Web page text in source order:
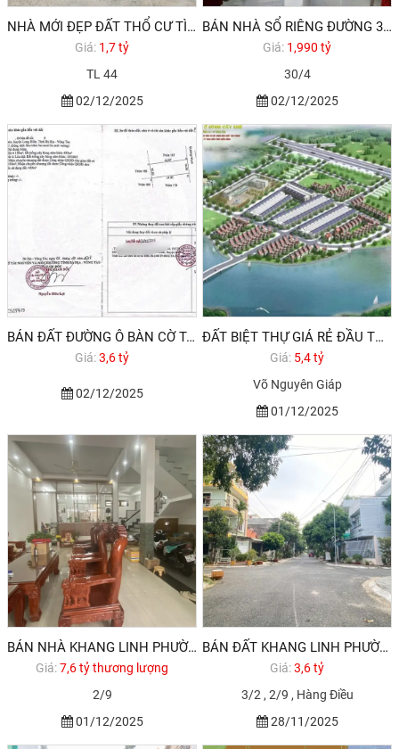
NHÀ MỚI ĐẸP ĐẤT THỔ CƯ TÌNH LỘ 44 LONG ĐIỀN BRVT GIÁ 1,7 TỶ
Giá: 1,7 tỷ
TL 44
02/12/2025
BÁN NHÀ SỔ RIÊNG ĐƯỜNG 30/4 PHƯỜNG 11 VŨNG TÀU GIÁ DƯỚI 2 TỶ
Giá: 1,990 tỷ
30/4
02/12/2025
BÁN ĐẤT ĐƯỜNG Ô BÀN CỜ TAM PHƯỚC LONG ĐIỀN BRVT 3,6 TỶ 2025
Giá:3,6 tỷ
02/12/2025
ĐẤT BIỆT THỰ GIÁ RẺ ĐẦU TƯ TP VŨNG TÀU
Giá: 5,4 tỷ
Võ Nguyên Giáp
01/12/2025
BÁN NHÀ KHANG LINH PHƯỜNG 10 SỔ ĐỎ 7,6 TỶ
Giá:7,6 tỷ thương lượng
2/9
01/12/2025
BÁN ĐẤT KHANG LINH PHƯỜNG 11 VŨNG TÀU GẦN BIỂN
Giá:3,6 tỷ
3/2 , 2/9 , Hàng Điều
28/11/2025